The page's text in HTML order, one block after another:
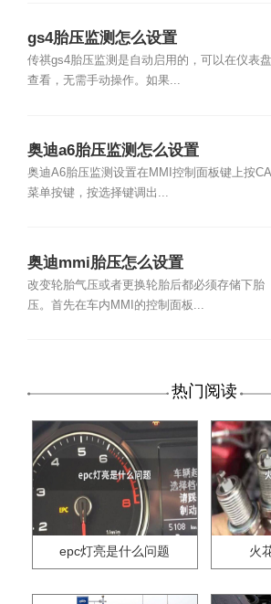
gs4胎压监测怎么设置
传祺gs4胎压监测是自动启用的，可以在仪表
查看，无需手动操作。如果...
奥迪a6胎压监测怎么设置
奥迪A6胎压监测设置在MMI控制面板键上按
菜单按键，按选择键调出...
奥迪mmi胎压怎么设置
改变轮胎气压或者更换轮胎后都必须存储下胎
压。首先在车内MMI的控制面板...
热门阅读
epc灯亮是什么问题 火